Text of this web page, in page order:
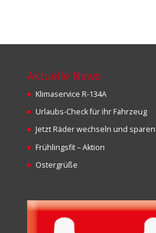
Aktuelle News
Klimaservice R-134A
Urlaubs-Check für ihr Fahrzeug
Jetzt Räder wechseln und sparen
Frühlingsfit – Aktion
Ostergrüße